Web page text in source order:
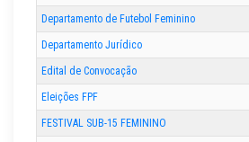
Departamento de Futebol Feminino
Departamento Jurídico
Edital de Convocação
Eleições FPF
FESTIVAL SUB-15 FEMININO